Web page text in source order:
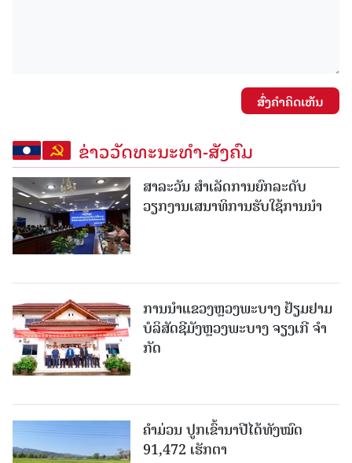
ສົ່ງຄໍາຄິດເຫັນ
ຂ່າວວັດທະນະທຳ-ສັງຄົມ
ສາລະວັນ ສໍາເລັດການຍົກລະດັບ
ວຽກງານເສນາທິການຮັບໃຊ້ການນໍາ
ການນຳແຂວງຫຼວງພະບາງ ຢ້ຽມ​ຢາມ
ບໍ​ລິ​ສັດຊີມັງຫຼວງພະບາງ ຈຽງເກີ ຈໍາ
ກັດ
ຄໍາມ່ວນ ປູກເຂົ້ານາປີໄດ້ທັງໝົດ
91,472 ເຮັກຕາ